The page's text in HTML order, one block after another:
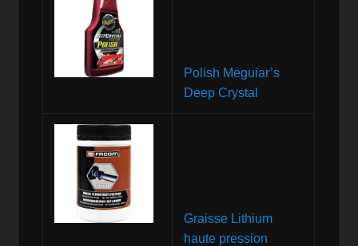
Polish Meguiar’s
Deep Crystal
Graisse Lithium
haute pression